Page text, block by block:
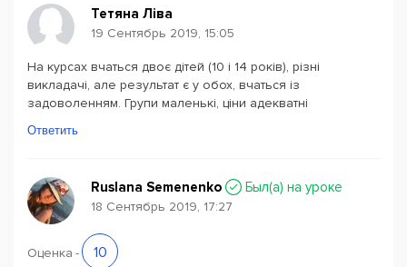
Тетяна Ліва
19 Сентябрь 2019, 15:05
На курсах вчаться двоє дітей (10 і 14 років), різні
викладачі, але результат є у обох, вчаться із
задоволенням. Групи маленькі, ціни адекватні
Ответить
Ruslana Semenenko Был(a) на уроке
18 Сентябрь 2019, 17:27
Оценка - 10